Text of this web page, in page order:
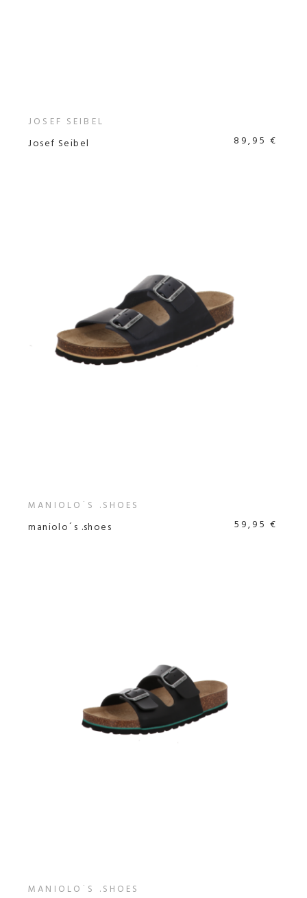
JOSEF SEIBEL
Josef Seibel 89,95 €
MANIOLO´S .SHOES
maniolo´s .shoes 59,95 €
MANIOLO´S .SHOES